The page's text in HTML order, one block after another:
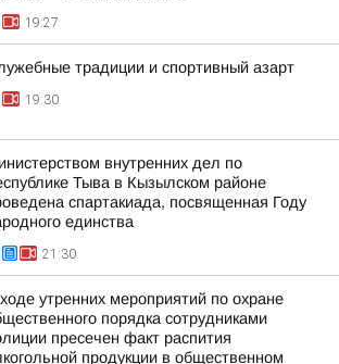
19:27
традиции и спортивный азарт
19:30
внутренних дел по
Тыва в Кызылском районе
спартакиада, посвященная Году
единства
21:30
утренних мероприятий по охране
порядка сотрудниками
пресечен факт распития
продукции в общественном